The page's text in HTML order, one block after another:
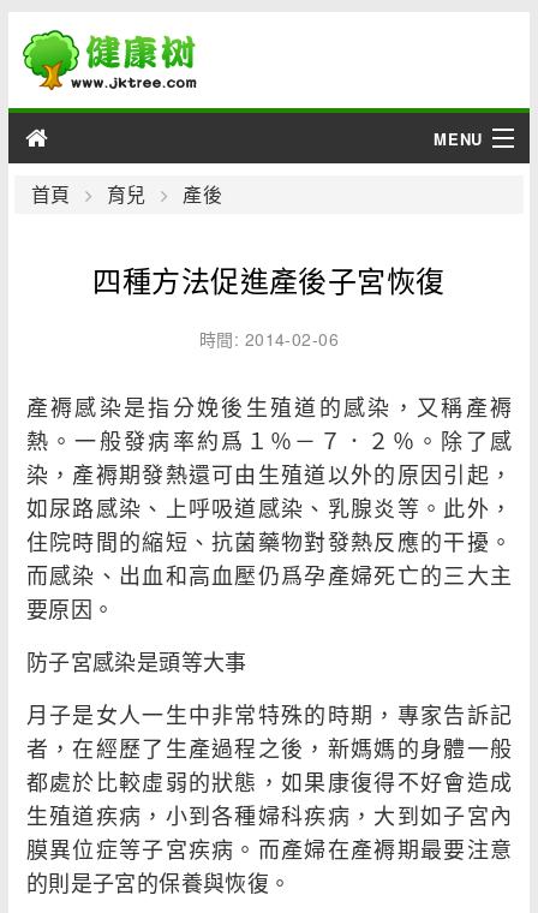
MENU
男性
綜合
疾病
首頁 育兒 產後
四種方法促進產後子宮恢復
時間: 2014-02-06
產褥感染是指分娩後生殖道的感染，又稱產褥
熱。一般發病率約爲１％－７．２％。除了感
染，產褥期發熱還可由生殖道以外的原因引起，
如尿路感染、上呼吸道感染、乳腺炎等。此外，
住院時間的縮短、抗菌藥物對發熱反應的干擾。
而感染、出血和高血壓仍爲孕產婦死亡的三大主
要原因。
防子宮感染是頭等大事
月子是女人一生中非常特殊的時期，專家告訴記
者，在經歷了生產過程之後，新媽媽的身體一般
都處於比較虛弱的狀態，如果康復得不好會造成
生殖道疾病，小到各種婦科疾病，大到如子宮內
膜異位症等子宮疾病。而產婦在產褥期最要注意
的則是子宮的保養與恢復。